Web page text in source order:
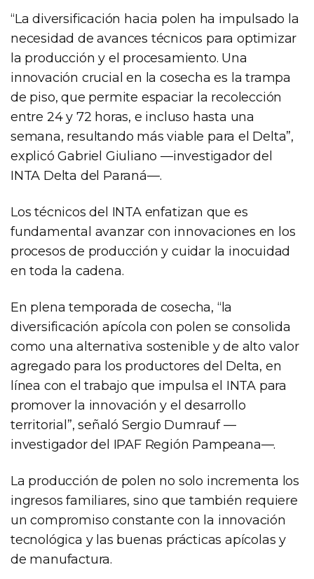
“La diversificación hacia polen ha impulsado la
necesidad de avances técnicos para optimizar
la producción y el procesamiento. Una
innovación crucial en la cosecha es la trampa
de piso, que permite espaciar la recolección
entre 24 y 72 horas, e incluso hasta una
semana, resultando más viable para el Delta”,
explicó Gabriel Giuliano —investigador del
INTA Delta del Paraná—.
Los técnicos del INTA enfatizan que es
fundamental avanzar con innovaciones en los
procesos de producción y cuidar la inocuidad
en toda la cadena.
En plena temporada de cosecha, “la
diversificación apícola con polen se consolida
como una alternativa sostenible y de alto valor
agregado para los productores del Delta, en
línea con el trabajo que impulsa el INTA para
promover la innovación y el desarrollo
territorial”, señaló Sergio Dumrauf —
investigador del IPAF Región Pampeana—.
La producción de polen no solo incrementa los
ingresos familiares, sino que también requiere
un compromiso constante con la innovación
tecnológica y las buenas prácticas apícolas y
de manufactura.